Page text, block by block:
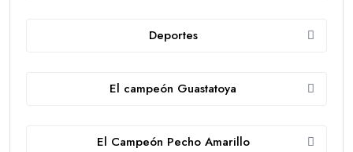
Deportes
El campeón Guastatoya
El Campeón Pecho Amarillo